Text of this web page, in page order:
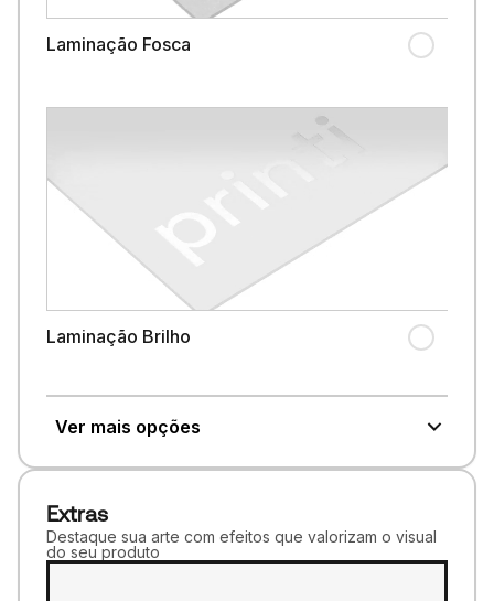
Laminação Fosca
Laminação Brilho
Ver mais opções
Extras
Destaque sua arte com efeitos que valorizam o visual
do seu produto